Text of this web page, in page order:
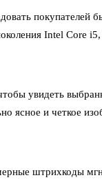
покупателей
Intel Core
увидеть
и четкое
штрихкоды